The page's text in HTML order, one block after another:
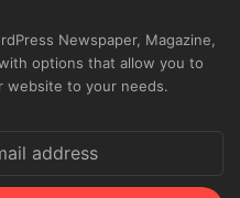
Newspaper, Magazine,
options that allow you to
website to your needs.